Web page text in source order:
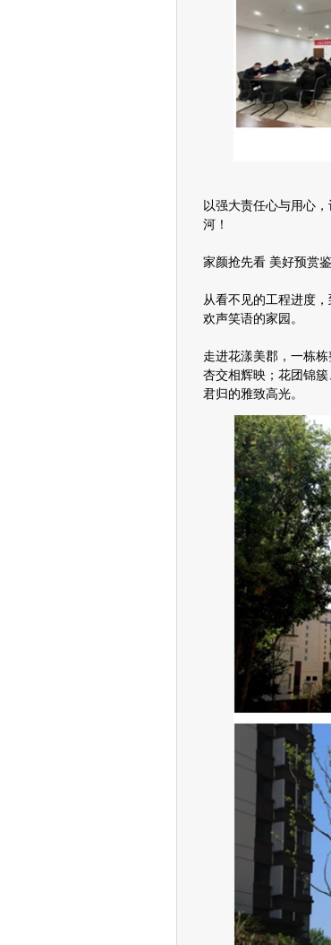
以强大责任心与用心
河！
家颜抢先看 美好预赏鉴
从看不见的工程进度
欢声笑语的家园。
走进花漾美郡，一栋
杏交相辉映；花团锦
君归的雅致高光。